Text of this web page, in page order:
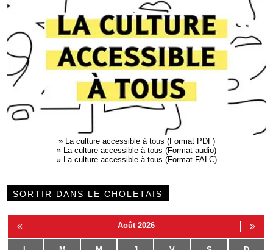
» La culture accessible à tous (Format PDF)
» La culture accessible à tous (Format audio)
» La culture accessible à tous (Format FALC)
SORTIR DANS LE CHOLETAIS
« Août 2026 »